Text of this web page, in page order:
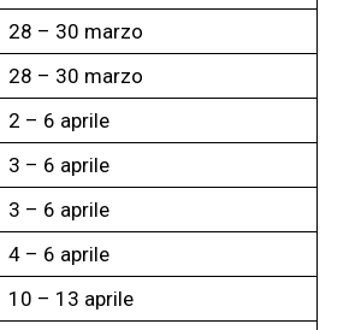
28 – 30 marzo
28 – 30 marzo
2 – 6 aprile
3 – 6 aprile
3 – 6 aprile
4 – 6 aprile
10 – 13 aprile